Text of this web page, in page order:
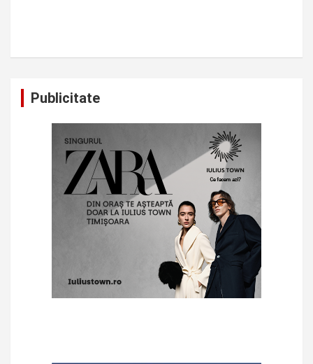
Publicitate